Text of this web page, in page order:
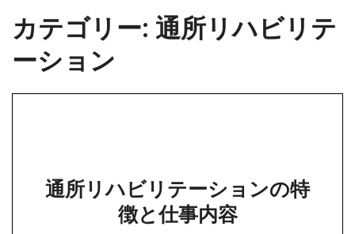
カテゴリー: 通所リハビリテ
ーション
通所リハビリテーションの特
徴と仕事内容